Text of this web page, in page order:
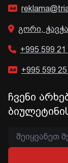
გორი,
+995 599 21
+995 599 25
ჩვენი